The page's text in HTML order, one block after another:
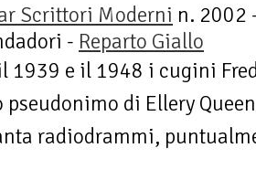
Scrittori Moderni n. 2002
- Reparto Giallo
1939 e il 1948 i cugini
pseudonimo di Ellery
radiodrammi,